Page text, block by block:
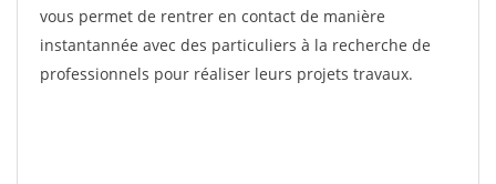
vous permet de rentrer en contact de manière
instantannée avec des particuliers à la recherche de
professionnels pour réaliser leurs projets travaux.